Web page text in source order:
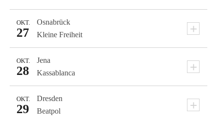
Osnabrück +
OKT.
27 Kleine Freiheit
Jena +
OKT.
28 Kassablanca
Dresden +
OKT.
29 Beatpol